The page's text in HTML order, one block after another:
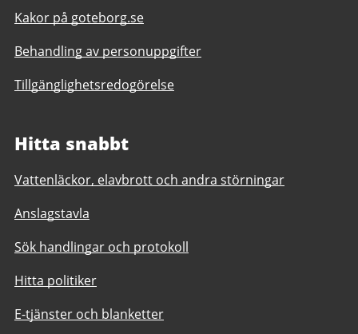
Kakor på goteborg.se
Behandling av personuppgifter
Tillgänglighetsredogörelse
Hitta snabbt
Vattenläckor, elavbrott och andra störningar
Anslagstavla
Sök handlingar och protokoll
Hitta politiker
E-tjänster och blanketter